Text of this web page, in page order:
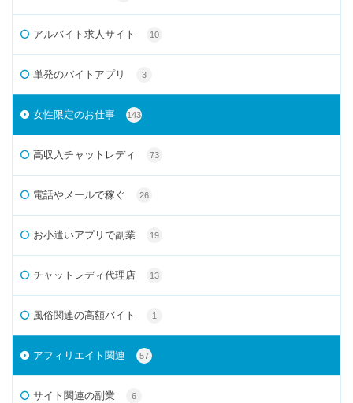
アルバイト求人サイト 10
単発のバイトアプリ 3
女性限定のお仕事 143
高収入チャットレディ 73
電話やメールで稼ぐ 26
お小遣いアプリで副業 19
チャットレディ代理店 13
風俗関連の高額バイト 1
アフィリエイト関連 57
サイト関連の副業 6